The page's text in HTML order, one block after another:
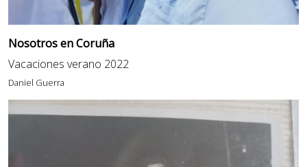
Nosotros en Coruña
Vacaciones verano 2022
Daniel Guerra